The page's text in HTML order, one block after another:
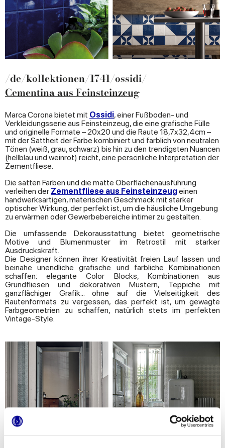
/de/kollektionen/1741/ossidi/
Cementina aus Feinsteinzeug
Marca Corona bietet mit Ossidi, einer Fußboden- und
Verkleidungsserie aus Feinsteinzeug, die eine grafische Fülle
und originelle Formate – 20x20 und die Raute 18,7x32,4cm –
mit der Sattheit der Farbe kombiniert und farblich von neutralen
Tönen (weiß, grau, schwarz) bis hin zu den trendigsten Nuancen
(hellblau und weinrot) reicht, eine persönliche Interpretation der
Zementfliese.
Die satten Farben und die matte Oberflächenausführung
verleihen der Zementfliese aus Feinsteinzeugeinen
handwerksartigen, materischen Geschmack mit starker
optischer Wirkung, der perfekt ist, um die häusliche Umgebung
zu erwärmen oder Gewerbebereiche intimer zu gestalten.
Die umfassende Dekorausstattung bietet geometrische
Motive und Blumenmuster im Retrostil mit starker
Ausdruckskraft.
Die Designer können ihrer Kreativität freien Lauf lassen und
beinahe unendliche grafische und farbliche Kombinationen
schaffen: elegante Color Blocks, Kombinationen aus
Grundfliesen und dekorativen Mustern, Teppiche mit
ganzflächiger Grafik... ohne auf die Vielseitigkeit des
Rautenformats zu vergessen, das perfekt ist, um gewagte
Farbgeometrien zu schaffen, natürlich stets im perfekten
Vintage-Style.